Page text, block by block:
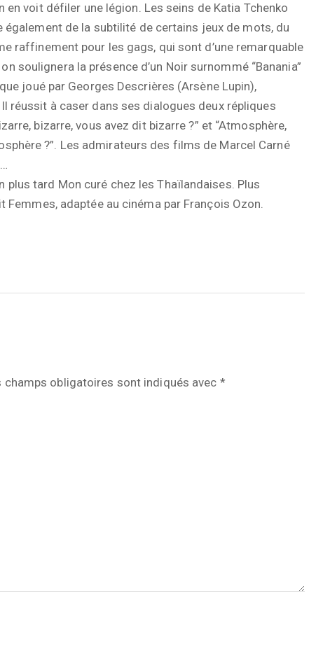
voit défiler une légion. Les seins de Katia Tchenko
également de la subtilité de certains jeux de mots, du
raffinement pour les gags, qui sont d’une remarquable
soulignera la présence d’un Noir surnommé “Banania”
joué par Georges Descrières (Arsène Lupin),
réussit à caser dans ses dialogues deux répliques
bizarre, vous avez dit bizarre ?” et “Atmosphère,
?”. Les admirateurs des films de Marcel Carné
plus tard Mon curé chez les Thaïlandaises. Plus
Femmes, adaptée au cinéma par François Ozon.
champs obligatoires sont indiqués avec *